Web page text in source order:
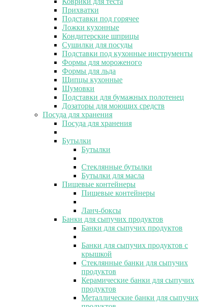
Прихватки
Подставки под горячее
Ложки кухонные
Кондитерские шприцы
Сушилки для посуды
Подставки под кухонные инструменты
Формы для мороженого
Формы для льда
Щипцы кухонные
Шумовки
Подставки для бумажных полотенец
Дозаторы для моющих средств
Посуда для хранения
Посуда для хранения
Бутылки
Бутылки
Стеклянные бутылки
Бутылки для масла
Пищевые контейнеры
Пищевые контейнеры
Ланч-боксы
Банки для сыпучих продуктов
Банки для сыпучих продуктов
Банки для сыпучих продуктов с
крышкой
Стеклянные банки для сыпучих
продуктов
Керамические банки для сыпучих
продуктов
Металлические банки для сыпучих